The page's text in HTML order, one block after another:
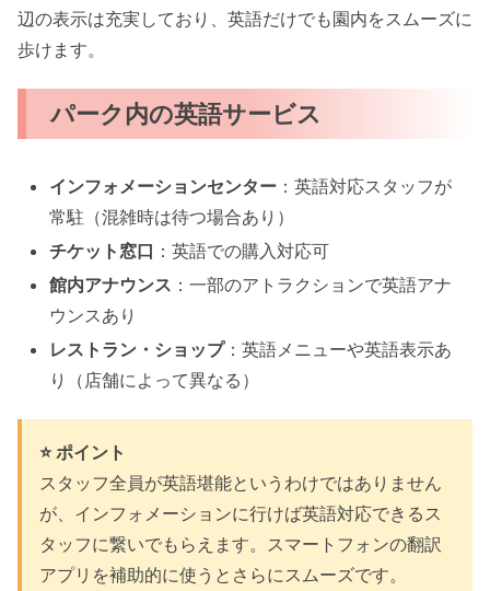
辺の表示は充実しており、英語だけでも園内をスムーズに
歩けます。
パーク内の英語サービス
インフォメーションセンター ：英語対応スタッフが
常駐（混雑時は待つ場合あり）
チケット窓口 ：英語での購入対応可
館内アナウンス ：一部のアトラクションで英語アナ
ウンスあり
レストラン・ショップ：英語メニューや英語表示あ
り（店舗によって異なる）
⭐ ポイント
スタッフ全員が英語堪能というわけではありません
が、インフォメーションに行けば英語対応できるス
タッフに繋いでもらえます。スマートフォンの翻訳
アプリを補助的に使うとさらにスムーズです。